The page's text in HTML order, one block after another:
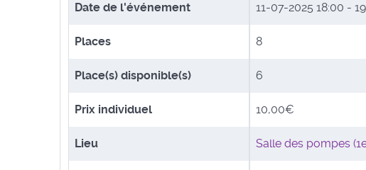
Date de l'événement 11-07-2025 18:00 -
Places 8
Place(s) disponible(s) 6
Prix individuel 10,00€
Lieu Salle des pompes